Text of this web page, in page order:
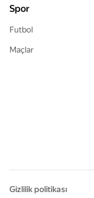
Spor
Futbol
Maçlar
Gizlilik politikası